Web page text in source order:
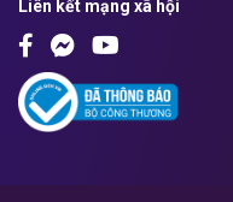
Liên kết mạng xã hội